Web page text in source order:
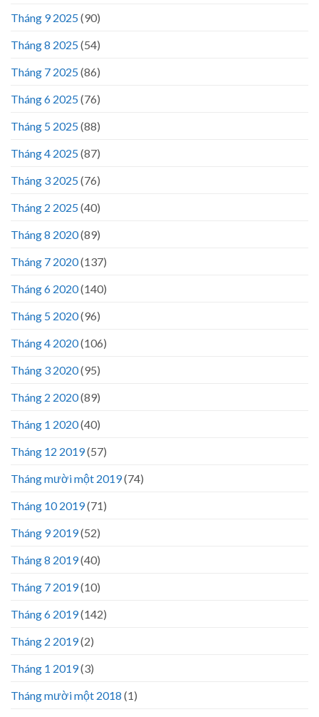
Tháng 9 2025(90)
Tháng 8 2025(54)
Tháng 7 2025(86)
Tháng 6 2025(76)
Tháng 5 2025(88)
Tháng 4 2025(87)
Tháng 3 2025(76)
Tháng 2 2025(40)
Tháng 8 2020(89)
Tháng 7 2020(137)
Tháng 6 2020(140)
Tháng 5 2020(96)
Tháng 4 2020(106)
Tháng 3 2020(95)
Tháng 2 2020(89)
Tháng 1 2020(40)
Tháng 12 2019(57)
Tháng mười một 2019(74)
Tháng 10 2019(71)
Tháng 9 2019(52)
Tháng 8 2019(40)
Tháng 7 2019(10)
Tháng 6 2019(142)
Tháng 2 2019(2)
Tháng 1 2019(3)
Tháng mười một 2018 (1)